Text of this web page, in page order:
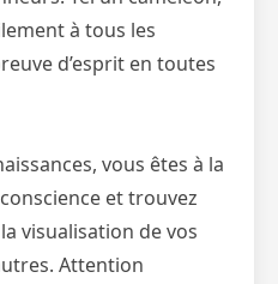
à tous les
d’esprit en toutes
vous êtes à la
et trouvez
visualisation de vos
Attention